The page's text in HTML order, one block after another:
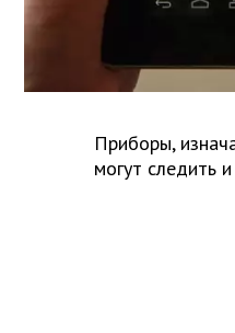
Приборы,
могут следить